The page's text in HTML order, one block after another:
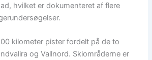
hvilket er dokumenteret af flere
kilometer pister fordelt på de to
og Vallnord. Skiområderne er